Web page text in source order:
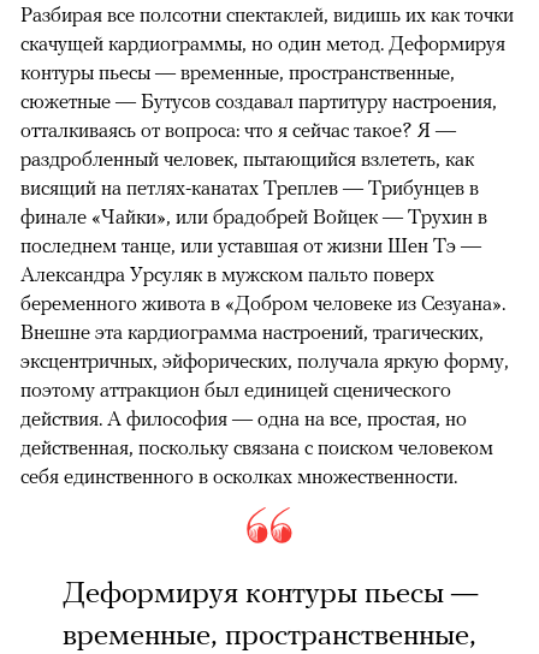
Разбирая все полсотни спектаклей, видишь их как точки
скачущей кардиограммы, но один метод. Деформируя
контуры пьесы — временные, пространственные,
сюжетные — Бутусов создавал партитуру настроения,
отталкиваясь от вопроса: что я сейчас такое? Я —
раздробленный человек, пытающийся взлететь, как
висящий на петлях-канатах Треплев — Трибунцев в
финале «Чайки», или брадобрей Войцек — Трухин в
последнем танце, или уставшая от жизни Шен Тэ —
Александра Урсуляк в мужском пальто поверх
беременного живота в «Добром человеке из Сезуана».
Внешне эта кардиограмма настроений, трагических,
эксцентричных, эйфорических, получала яркую форму,
поэтому аттракцион был единицей сценического
действия. А философия — одна на все, простая, но
действенная, поскольку связана с поиском человеком
себя единственного в осколках множественности.
Деформируя контуры пьесы —
временные, пространственные,